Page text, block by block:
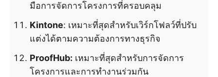
มือการจัดการโครงการที่ครอบคลุม
Kintone: เหมาะที่สุดสำหรับเวิร์กโฟลว์ที่ปรับ
แต่งได้ตามความต้องการทางธุรกิจ
ProofHub: เหมาะที่สุดสำหรับการจัดการ
โครงการและการทำงานร่วมกัน